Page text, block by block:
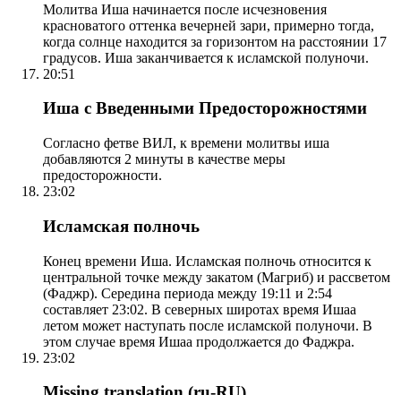
Молитва Иша начинается после исчезновения
красноватого оттенка вечерней зари, примерно тогда,
когда солнце находится за горизонтом на расстоянии 17
градусов. Иша заканчивается к исламской полуночи.
20:51
Иша с Введенными Предосторожностями
Согласно фетве ВИЛ, к времени молитвы иша
добавляются 2 минуты в качестве меры
предосторожности.
23:02
Исламская полночь
Конец времени Иша. Исламская полночь относится к
центральной точке между закатом (Магриб) и рассветом
(Фаджр). Середина периода между 19:11 и 2:54
составляет 23:02. В северных широтах время Ишаа
летом может наступать после исламской полуночи. В
этом случае время Ишаа продолжается до Фаджра.
23:02